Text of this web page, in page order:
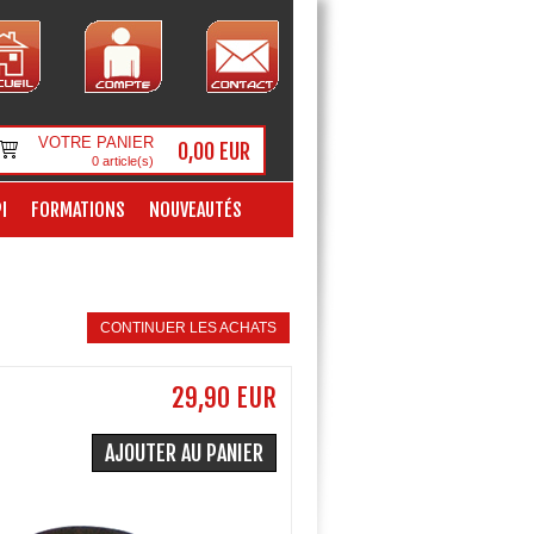
VOTRE PANIER
0article(s) 0,00 EUR
FORMATIONS NOUVEAUTÉS
CONTINUER LES ACHATS
29,90 EUR
AJOUTER AU PANIER